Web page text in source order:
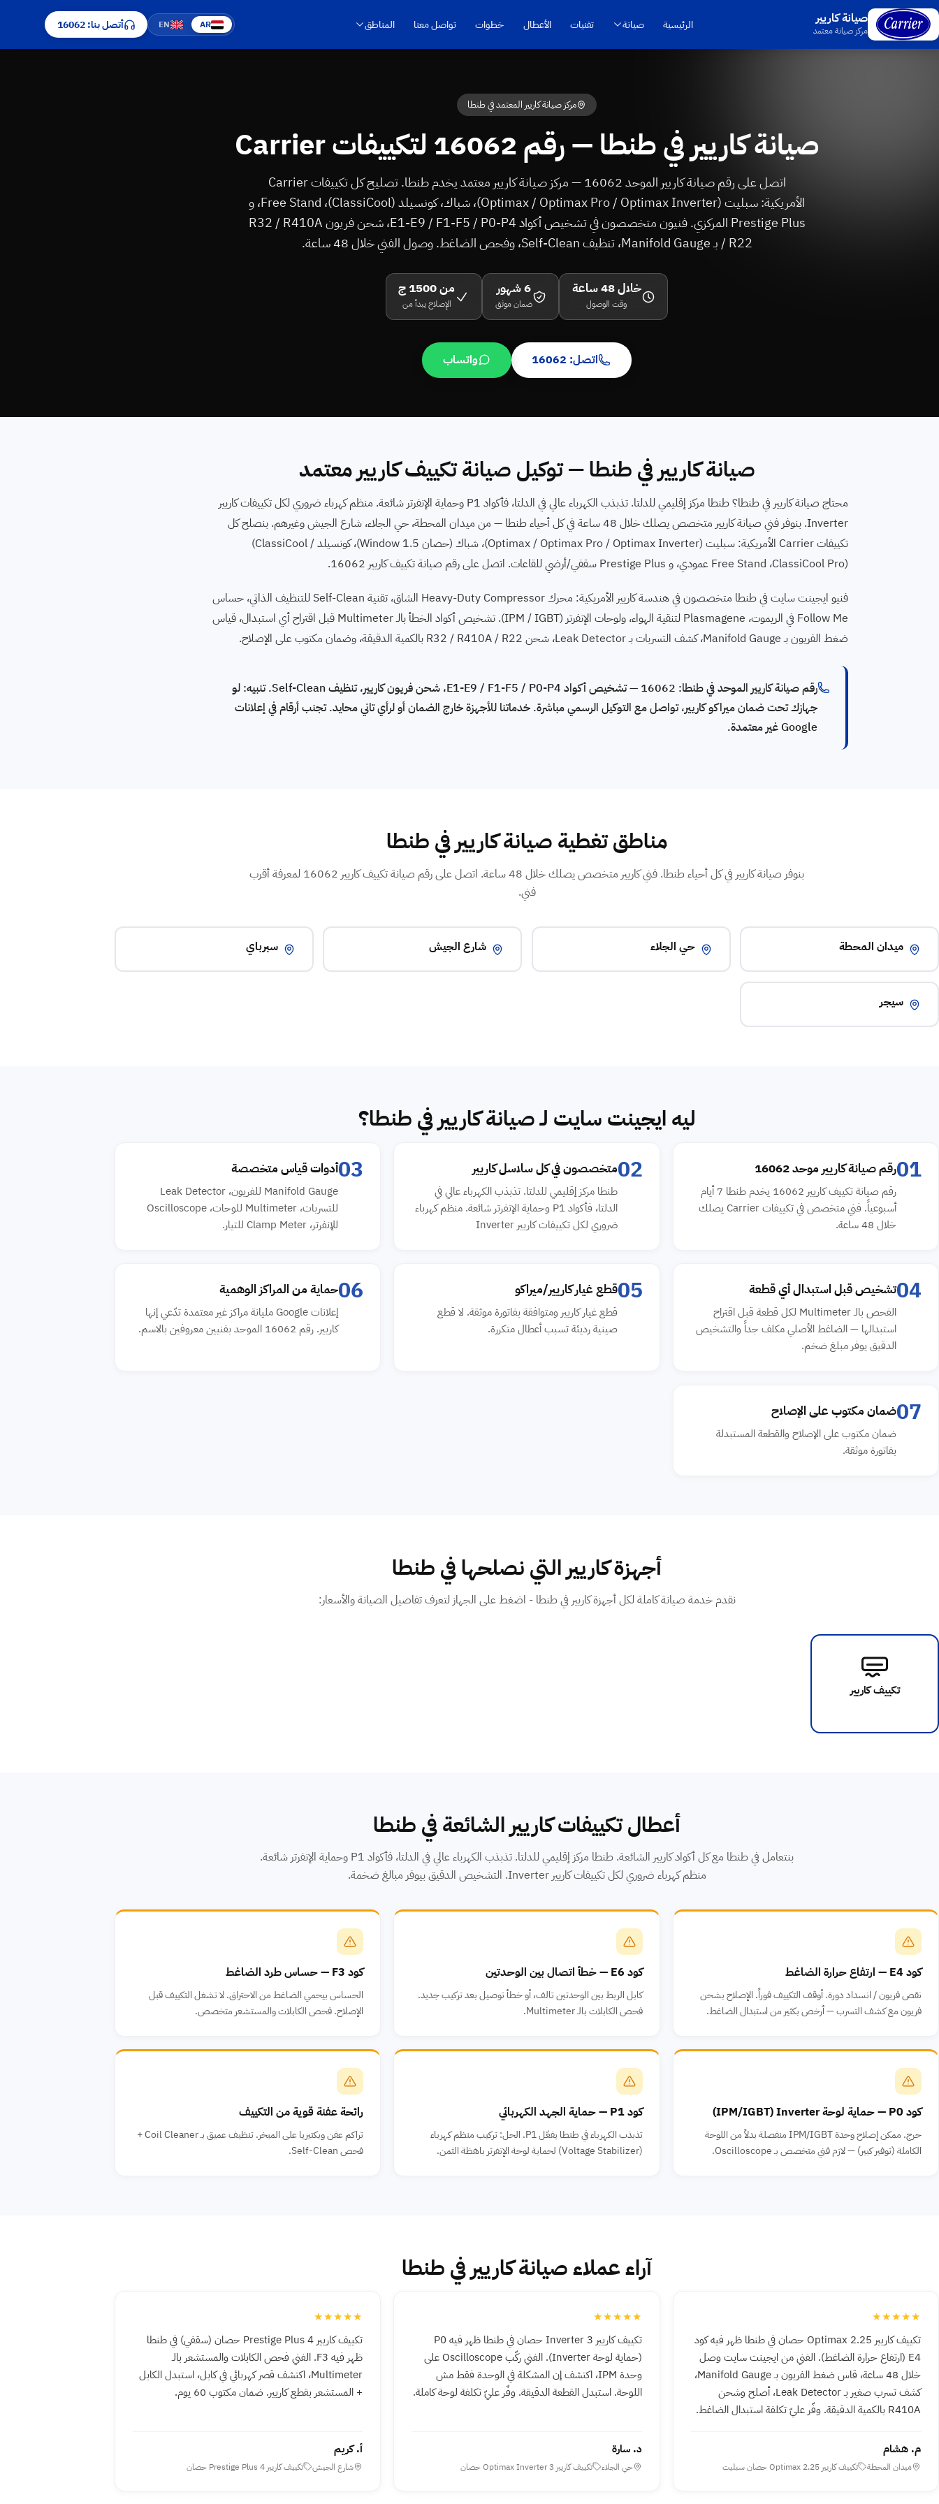
صيانة كاريير
مركز صيانة معتمد الرئيسية صيانة تقنيات الأعطال خطوات تواصل معنا المناطق AR
EN أتصل بنا: 16062
مركز صيانة كاريير المعتمد في طنطا
صيانة كاريير في طنطا — رقم 16062 لتكييفات Carrier
اتصل على رقم صيانة كاريير الموحد 16062 — مركز صيانة كاريير معتمد يخدم طنطا. تصليح كل تكييفات Carrier
الأمريكية: سبليت ⁨(Optimax / Optimax Pro / Optimax Inverter)⁩، شباك، كونسيلد ⁨(ClassiCool)⁩، Free Stand، و
Prestige Plus المركزي. فنيون متخصصون في تشخيص أكواد E1-E9 / F1-F5 / P0-P4، شحن فريون R32 / R410A
/ R22 بـ Manifold Gauge، تنظيف Self-Clean، وفحص الضاغط. وصول الفني خلال 48 ساعة.
خلال 48 ساعة
وقت الوصول
6 شهور
ضمان موثق
من 1500 ج
الإصلاح يبدأ من
اتصل: 16062 واتساب
صيانة كاريير في طنطا — توكيل صيانة تكييف كاريير معتمد
محتاج صيانة كاريير في طنطا؟ طنطا مركز إقليمي للدلتا. تذبذب الكهرباء عالي في الدلتا، فأكواد P1 وحماية الإنفرتر شائعة. منظم كهرباء ضروري لكل تكييفات كاريير
Inverter. بنوفر فني صيانة كاريير متخصص يصلك خلال 48 ساعة في كل أحياء طنطا — من ميدان المحطة، حي الجلاء، شارع الجيش وغيرهم. بنصلح كل
تكييفات Carrier الأمريكية: سبليت ⁨(Optimax / Optimax Pro / Optimax Inverter)⁩، شباك ⁨(Window 1.5 حصان)⁩، كونسيلد ⁨(ClassiCool /
ClassiCool Pro)⁩، Free Stand عمودي، و Prestige Plus سقفي/أرضي للقاعات. اتصل على رقم صيانة تكييف كاريير 16062.
فنيو ايجينت سايت في طنطا متخصصون في هندسة كاريير الأمريكية: محرك Heavy-Duty Compressor الشاق، تقنية Self-Clean للتنظيف الذاتي، حساس
Follow Me في الريموت، Plasmagene لتنقية الهواء، ولوحات الإنفرتر ⁨(IPM / IGBT)⁩. تشخيص أكواد الخطأ بالـ Multimeter قبل اقتراح أي استبدال، قياس
ضغط الفريون بـ Manifold Gauge، كشف التسربات بـ Leak Detector، شحن R32 / R410A / R22 بالكمية الدقيقة، وضمان مكتوب على الإصلاح.
رقم صيانة كاريير الموحد في طنطا: 16062 — تشخيص أكواد E1-E9 / F1-F5 / P0-P4، شحن فريون كاريير، تنظيف Self-Clean. تنبيه: لو
جهازك تحت ضمان ميراكو كاريير، تواصل مع التوكيل الرسمي مباشرة. خدماتنا للأجهزة خارج الضمان أو لرأي تاني محايد. تجنب أرقام في إعلانات
Google غير معتمدة.
مناطق تغطية صيانة كاريير في طنطا
بنوفر صيانة كاريير في كل أحياء طنطا. فني كاريير متخصص يصلك خلال 48 ساعة. اتصل على رقم صيانة تكييف كاريير 16062 لمعرفة أقرب
فني.
ميدان المحطة حي الجلاء شارع الجيش سبرباي
سيجر
ليه ايجينت سايت لـ صيانة كاريير في طنطا؟
01رقم صيانة كاريير موحد 16062
رقم صيانة تكييف كاريير 16062 يخدم طنطا 7 أيام
أسبوعياً. فني متخصص في تكييفات Carrier يصلك
خلال 48 ساعة.
02متخصصون في كل سلاسل كاريير
طنطا مركز إقليمي للدلتا. تذبذب الكهرباء عالي في
الدلتا، فأكواد P1 وحماية الإنفرتر شائعة. منظم كهرباء
ضروري لكل تكييفات كاريير Inverter
03أدوات قياس متخصصة
Manifold Gauge للفريون، Leak Detector
للتسربات، Multimeter للوحات، Oscilloscope
للإنفرتر، Clamp Meter للتيار.
04تشخيص قبل استبدال أي قطعة
الفحص بالـ Multimeter لكل قطعة قبل اقتراح
استبدالها — الضاغط الأصلي مكلف جداً والتشخيص
الدقيق يوفر مبلغ ضخم.
05قطع غيار كاريير/ميراكو
قطع غيار كاريير ومتوافقة بفاتورة موثقة. لا قطع
صينية رديئة تسبب أعطال متكررة.
06حماية من المراكز الوهمية
إعلانات Google مليانة مراكز غير معتمدة تدّعي إنها
كاريير. رقم 16062 الموحد بفنيين معروفين بالاسم.
07ضمان مكتوب على الإصلاح
ضمان مكتوب على الإصلاح والقطعة المستبدلة
بفاتورة موثقة.
أجهزة كاريير التي نصلحها في طنطا
نقدم خدمة صيانة كاملة لكل أجهزة كاريير في طنطا - اضغط على الجهاز لتعرف تفاصيل الصيانة والأسعار:
تكييف كاريير
أعطال تكييفات كاريير الشائعة في طنطا
بنتعامل في طنطا مع كل أكواد كاريير الشائعة. طنطا مركز إقليمي للدلتا. تذبذب الكهرباء عالي في الدلتا، فأكواد P1 وحماية الإنفرتر شائعة.
منظم كهرباء ضروري لكل تكييفات كاريير Inverter. التشخيص الدقيق بيوفر مبالغ ضخمة.
كود E4 — ارتفاع حرارة الضاغط
نقص فريون / انسداد دورة. أوقف التكييف فوراً. الإصلاح بشحن
فريون مع كشف التسرب — أرخص بكثير من استبدال الضاغط.
كود E6 — خطأ اتصال بين الوحدتين
كابل الربط بين الوحدتين تالف، أو خطأ توصيل بعد تركيب جديد.
فحص الكابلات بالـ Multimeter.
كود F3 — حساس طرد الضاغط
الحساس بيحمي الضاغط من الاحتراق. لا تشغل التكييف قبل
الإصلاح. فحص الكابلات والمستشعر متخصص.
كود P0 — حماية لوحة Inverter ⁨(IPM/IGBT)⁩
حرج. ممكن إصلاح وحدة IPM/IGBT منفصلة بدلاً من اللوحة
الكاملة (توفير كبير) — لازم فني متخصص بـ Oscilloscope.
كود P1 — حماية الجهد الكهربائي
تذبذب الكهرباء في طنطا يفعّل P1. الحل: تركيب منظم كهرباء
رائحة عفنة قوية من التكييف
تراكم عفن وبكتيريا على المبخر. تنظيف عميق بـ Coil Cleaner +
فحص Self-Clean.
آراء عملاء صيانة كاريير في طنطا
★★★★★
تكييف كاريير Optimax 2.25 حصان في طنطا ظهر فيه كود
E4 (ارتفاع حرارة الضاغط). الفني من ايجينت سايت وصل
خلال 48 ساعة، قاس ضغط الفريون بـ Manifold Gauge،
كشف تسرب صغير بـ Leak Detector، أصلح وشحن
R410A بالكمية الدقيقة. وفّر عليّ تكلفة استبدال الضاغط.
م. هشام
ميدان المحطة تكييف كاريير Optimax 2.25 حصان سبليت
★★★★★
تكييف كاريير Inverter 3 حصان في طنطا ظهر فيه P0
⁨(حماية لوحة Inverter)⁩. الفني ركّب Oscilloscope على
وحدة IPM، اكتشف إن المشكلة في الوحدة فقط مش
اللوحة. استبدل القطعة الدقيقة. وفّر عليّ تكلفة لوحة كاملة.
د. سارة
حي الجلاء تكييف كاريير Optimax Inverter 3 حصان
★★★★★
تكييف كاريير Prestige Plus 4 حصان (سقفي) في طنطا
ظهر فيه F3. الفني فحص الكابلات والمستشعر بالـ
Multimeter، اكتشف قصر كهربائي في كابل، استبدل الكابل
+ المستشعر بقطع كاريير. ضمان مكتوب 60 يوم.
أ. كريم
شارع الجيش تكييف كاريير Prestige Plus 4 حصان